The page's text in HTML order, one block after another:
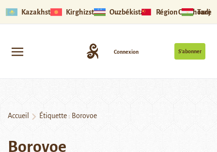
Kazakhstan Kirghizstan Ouzbékistan Région Ouïghoure
S’abonner
Connexion
Accueil Étiquette : Borovoe
Borovoe